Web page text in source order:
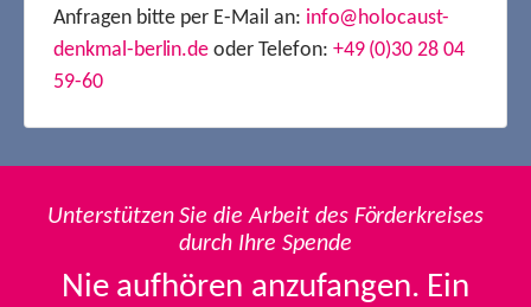
Anfragen bitte per E-Mail an: info@holocaust-
denkmal-berlin.de oder Telefon: +49 (0)30 28 04
59-60
Unterstützen Sie die Arbeit des Förderkreises
durch Ihre Spende
Nie aufhören anzufangen. Ein